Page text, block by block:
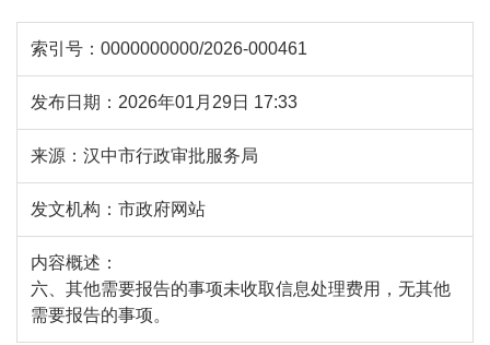
索引号： 0000000000/2026-000461
发布日期： 2026年01月29日 17:33
来源： 汉中市行政审批服务局
发文机构： 市政府网站
内容概述：
六、其他需要报告的事项未收取信息处理费用，无其他
需要报告的事项。